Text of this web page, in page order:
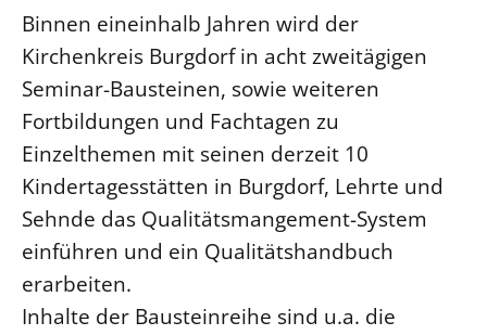
Binnen eineinhalb Jahren wird der
Kirchenkreis Burgdorf in acht zweitägigen
Seminar-Bausteinen, sowie weiteren
Fortbildungen und Fachtagen zu
Einzelthemen mit seinen derzeit 10
Kindertagesstätten in Burgdorf, Lehrte und
Sehnde das Qualitätsmangement-System
einführen und ein Qualitätshandbuch
erarbeiten.
Inhalte der Bausteinreihe sind u.a. die
Terminstundenplaner